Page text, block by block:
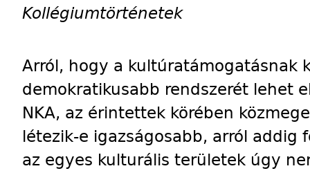
Kollégiumtörténetek
Arról, hogy a kultúratámogatásnak
demokratikusabb rendszerét lehet
NKA, az érintettek körében
létezik-e igazságosabb, arról
az egyes kulturális területek úgy